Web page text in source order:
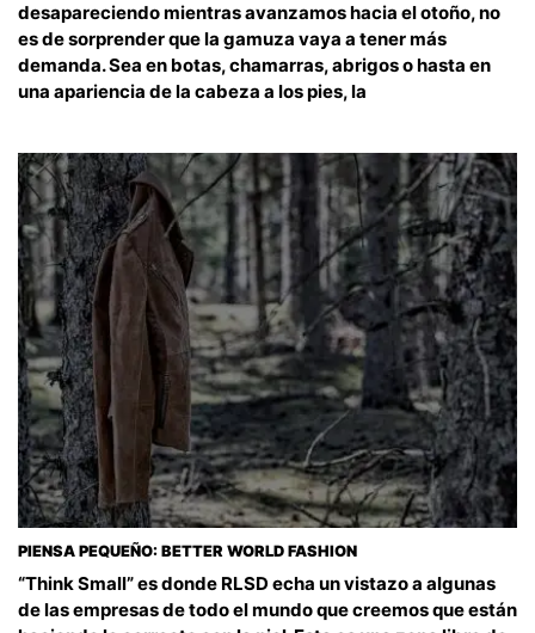
desapareciendo mientras avanzamos hacia el otoño, no
es de sorprender que la gamuza vaya a tener más
demanda. Sea en botas, chamarras, abrigos o hasta en
una apariencia de la cabeza a los pies, la
PIENSA PEQUEÑO: BETTER WORLD FASHION
“Think Small” es donde RLSD echa un vistazo a algunas
de las empresas de todo el mundo que creemos que están